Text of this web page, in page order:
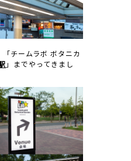
チームラボ ボタニカ
」までやってきまし